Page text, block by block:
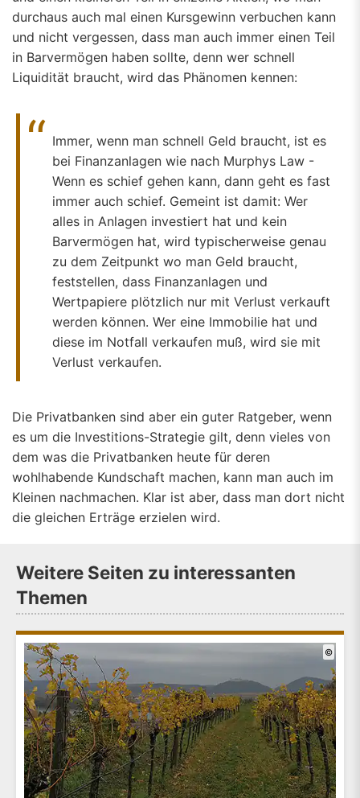
durchaus auch mal einen Kursgewinn verbuchen kann
und nicht vergessen, dass man auch immer einen Teil
in Barvermögen haben sollte, denn wer schnell
Liquidität braucht, wird das Phänomen kennen:
Immer, wenn man schnell Geld braucht, ist es
bei Finanzanlagen wie nach Murphys Law -
Wenn es schief gehen kann, dann geht es fast
immer auch schief. Gemeint ist damit: Wer
alles in Anlagen investiert hat und kein
Barvermögen hat, wird typischerweise genau
zu dem Zeitpunkt wo man Geld braucht,
feststellen, dass Finanzanlagen und
Wertpapiere plötzlich nur mit Verlust verkauft
werden können. Wer eine Immobilie hat und
diese im Notfall verkaufen muß, wird sie mit
Verlust verkaufen.
Die Privatbanken sind aber ein guter Ratgeber, wenn
es um die Investitions-Strategie gilt, denn vieles von
dem was die Privatbanken heute für deren
wohlhabende Kundschaft machen, kann man auch im
Kleinen nachmachen. Klar ist aber, dass man dort nicht
die gleichen Erträge erzielen wird.
Weitere Seiten zu interessanten
Themen
©